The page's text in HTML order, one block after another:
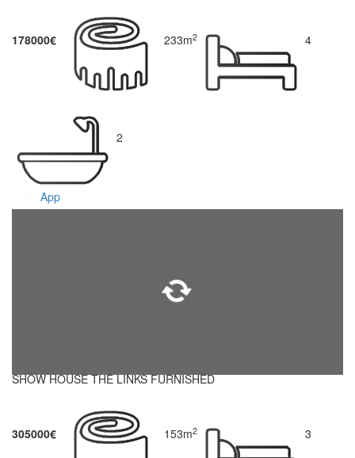
178000€ 233m2 4
2
App
SHOW HOUSE THE LINKS FURNISHED
305000€ 153m2 3